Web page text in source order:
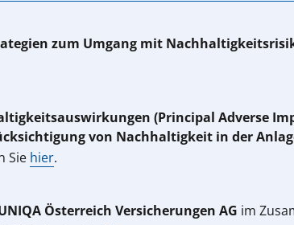
zum Umgang mit
(Principal Adverse
von Nachhaltigkeit in der
Sie hier.
Österreich Versicherungen AG im